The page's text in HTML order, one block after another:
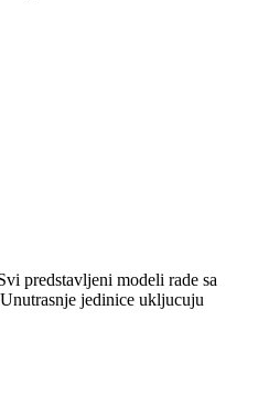
predstavljeni modeli rade sa
jedinice ukljucuju